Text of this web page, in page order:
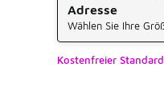
Adresse
Wählen Sie Ihre
Kostenfreier